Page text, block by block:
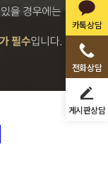
카톡상담
전화상담
게시판상담